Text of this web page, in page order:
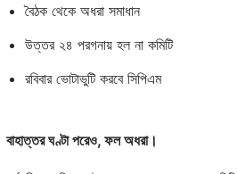
বৈঠক থেকে অধরা সমাধান
উত্তর ২৪ পরগনায় হল না কমিটি
রবিবার ভোটাভুটি করবে সিপিএম
বাহাত্তর ঘণ্টা পরেও, ফল অধরা।